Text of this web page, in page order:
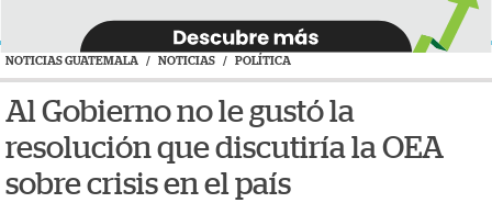
NOTICIAS GUATEMALA / NOTICIAS / POLÍTICA
Al Gobierno no le gustó la
resolución que discutiría la OEA
sobre crisis en el país